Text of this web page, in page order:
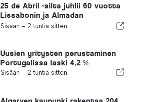
25 de Abril -silta juhlii 60 vuotta
Lissabonin ja Almadan
yhdistämistä
Sisään - 2 tuntia sitten
Uusien yritysten perustaminen
Portugalissa laski 4,2 %
Sisään - 2 tuntia sitten